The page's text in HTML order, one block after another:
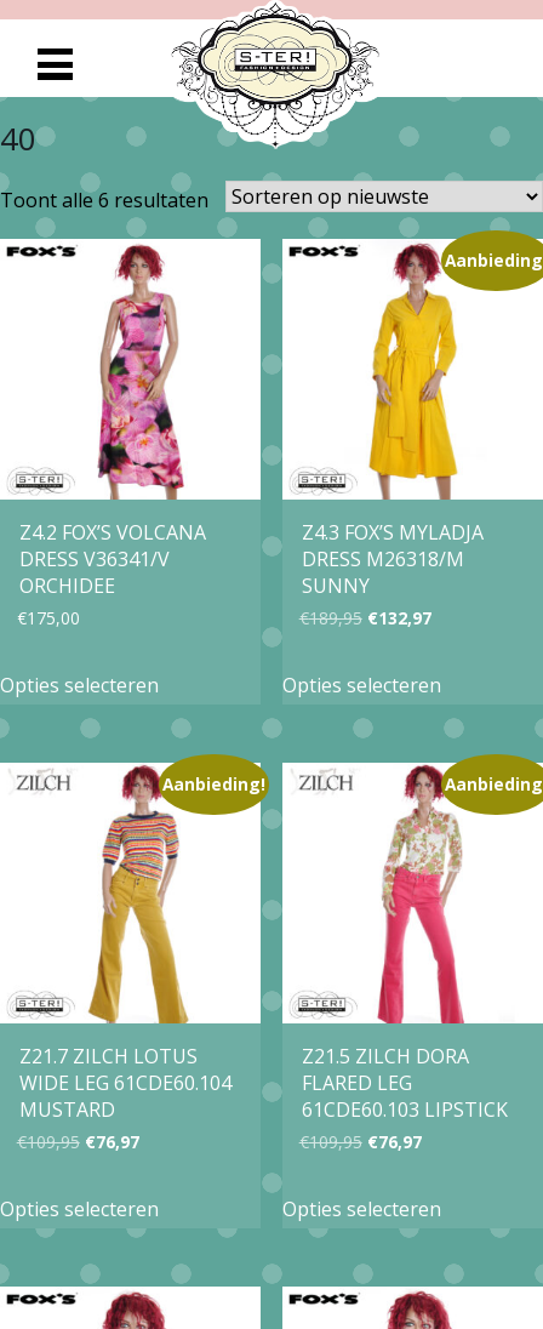
40
Toont alle 6 resultaten Gesorteerd
op
nieuwste
Z4.2 FOX’S VOLCANA
DRESS V36341/V
ORCHIDEE
€175,00
Opties selecteren
heeft
meerdere
variaties.
Deze
optie
kan
gekozen
worden
op
de
Z4.3 FOX’S MYLADJA
DRESS M26318/M
SUNNY
€189,95 Oorspronkelijke
was:
€189,95.
€132,97Huidige
is:
€132,97.
Opties selecteren
heeft
meerdere
variaties.
Deze
optie
kan
gekozen
worden
op
Aanbieding!
Z21.7 ZILCH LOTUS
WIDE LEG 61CDE60.104
MUSTARD
€109,95 Oorspronkelijke
was:
€76,97Huidige
is:
Opties selecteren
product
heeft
meerdere
Z21.5 ZILCH DORA
FLARED LEG
61CDE60.103 LIPSTICK
€109,95 Oorspronkelijke
was:
€76,97Huidige
is:
Opties selecteren
product
heeft
meerdere